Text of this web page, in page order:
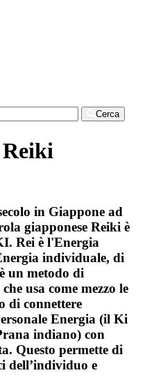
Cerca
in Giappone ad
giapponese Reiki è
Rei è l'Energia
individuale, di
un metodo di
usa come mezzo le
di connettere
Energia (il Ki
indiano) con
Questo permette di
dell’individuo e